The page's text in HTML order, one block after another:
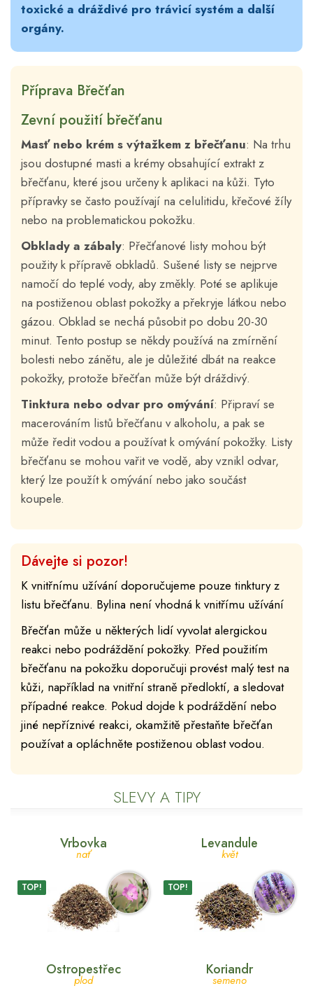
toxické a dráždivé pro trávicí systém a další
orgány.
Příprava Břečťan
Zevní použití břečťanu
Masť nebo krém s výtažkem z břečťanu: Na trhu
jsou dostupné masti a krémy obsahující extrakt z
břečťanu, které jsou určeny k aplikaci na kůži. Tyto
přípravky se často používají na celulitidu, křečové žíly
nebo na problematickou pokožku.
Obklady a zábaly: Přečťanové listy mohou být
použity k přípravě obkladů. Sušené listy se nejprve
namočí do teplé vody, aby změkly. Poté se aplikuje
na postiženou oblast pokožky a překryje látkou nebo
gázou. Obklad se nechá působit po dobu 20-30
minut. Tento postup se někdy používá na zmírnění
bolesti nebo zánětu, ale je důležité dbát na reakce
pokožky, protože břečťan může být dráždivý.
Tinktura nebo odvar pro omývání: Připraví se
macerováním listů břečťanu v alkoholu, a pak se
může ředit vodou a používat k omývání pokožky. Listy
břečťanu se mohou vařit ve vodě, aby vznikl odvar,
který lze použít k omývání nebo jako součást
koupele.
Dávejte si pozor!
K vnitřnímu užívání doporučujeme pouze tinktury z
listu břečťanu. Bylina není vhodná k vnitřímu užívání
Břečťan může u některých lidí vyvolat alergickou
reakci nebo podráždění pokožky. Před použitím
břečťanu na pokožku doporučuji provést malý test na
kůži, například na vnitřní straně předloktí, a sledovat
případné reakce. Pokud dojde k podráždění nebo
jiné nepříznivé reakci, okamžitě přestaňte břečťan
používat a opláchněte postiženou oblast vodou.
SLEVY A TIPY
Vrbovka
nať
TOP!
Levandule
květ
TOP!
Ostropestřec
plod
Koriandr
semeno